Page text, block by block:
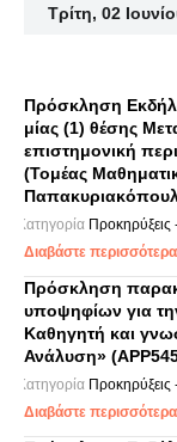
Τρίτη, 02
Πρόσκληση
μίας (1) θέσης
επιστημονική
(Τομέας
Κατηγορία Προκηρύξεις
Διαβάστε
Πρόσκληση
υποψηφίων για
Καθηγητή και
Ανάλυση»
Κατηγορία Προκηρύξεις
Διαβάστε